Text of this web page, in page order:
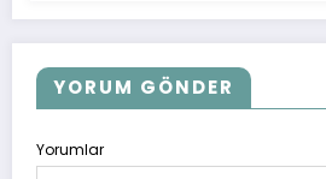
YORUM GÖNDER
Yorumlar